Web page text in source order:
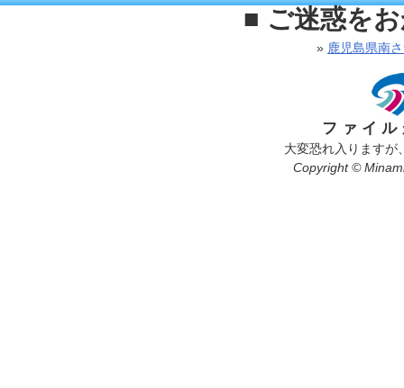
■ ご迷惑を
» 鹿児島県南
ファイ
大変恐れ入りますが
Copyright ©